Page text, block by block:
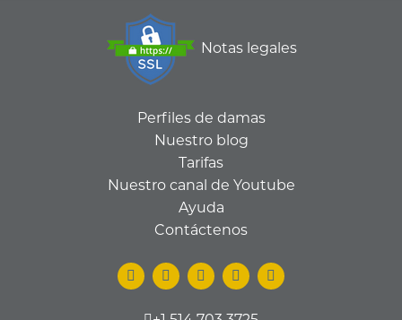
Notas legales
Perfiles de damas
Nuestro blog
Tarifas
Nuestro canal de Youtube
Ayuda
Contáctenos